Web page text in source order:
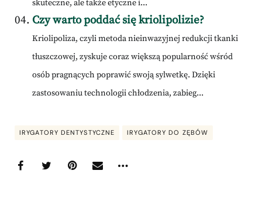
skuteczne, ale także etyczne i...
Czy warto poddać się kriolipolizie?
Kriolipoliza, czyli metoda nieinwazyjnej redukcji tkanki
tłuszczowej, zyskuje coraz większą popularność wśród
osób pragnących poprawić swoją sylwetkę. Dzięki
zastosowaniu technologii chłodzenia, zabieg...
IRYGATORY DENTYSTYCZNE IRYGATORY DO ZĘBÓW